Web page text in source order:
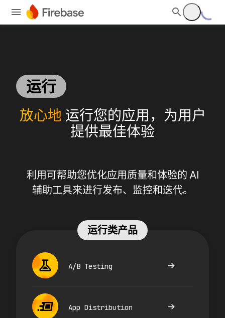
运行
放心地 运行您的应用，为用户
提供最佳体验
利用可帮助您优化应用质量和体验的 AI
辅助工具来进行发布、监控和迭代。
运行类产品
A/B Testing
App Distribution